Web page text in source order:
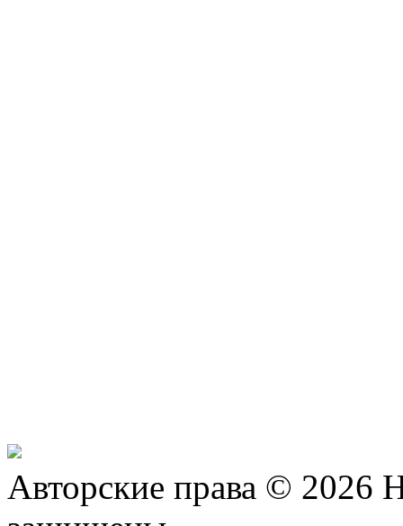
Авторские права © 2026